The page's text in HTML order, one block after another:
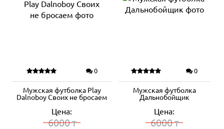
0
Мужская футболка Play
Dalnoboy Своих не бросаем
Цена:
6000₸
0
Мужская футболка
Дальнобойщик
Цена:
6000₸